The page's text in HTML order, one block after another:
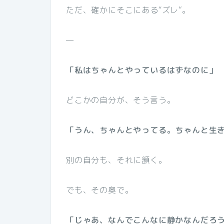
ただ、確かにそこにある“ズレ”。
—
「私はちゃんとやっているはずなのに」
どこかの自分が、そう言う。
「うん、ちゃんとやってる。ちゃんと生
別の自分も、それに頷く。
でも、その奥で。
「じゃあ、なんでこんなに静かなんだろう